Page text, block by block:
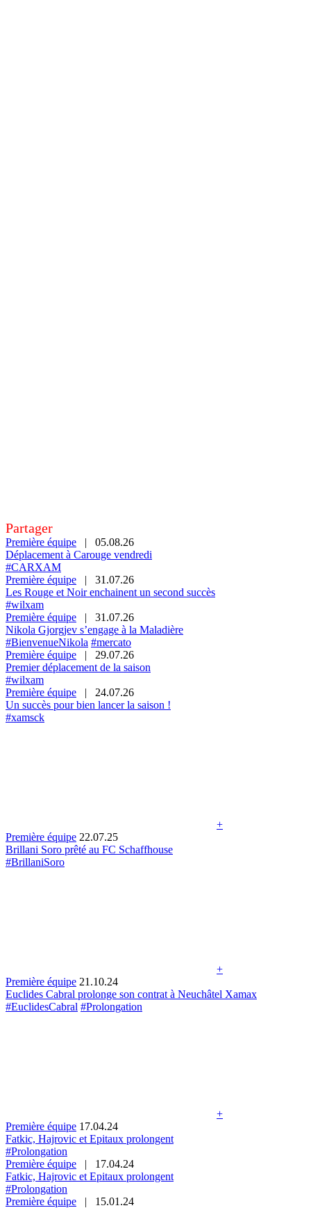
Partager
Première équipe |
05.08.26
Déplacement à Carouge vendredi
#CARXAM
Première équipe
|
31.07.26
Les Rouge et Noir enchainent un second succès
#wilxam
Première équipe
|
31.07.26
Nikola Gjorgjev s’engage à la Maladière
#BienvenueNikola #mercato
Première équipe
|
29.07.26
Premier déplacement de la saison
#wilxam
Première équipe
|
24.07.26
Un succès pour bien lancer la saison !
#xamsck
+
Première équipe 22.07.25
Brillani Soro prêté au FC Schaffhouse
#BrillaniSoro
+
Première équipe 21.10.24
Euclides Cabral prolonge son contrat à Neuchâtel Xamax
#EuclidesCabral #Prolongation
+
Première équipe 17.04.24
Fatkic, Hajrovic et Epitaux prolongent
#Prolongation
Première équipe
|
17.04.24
Fatkic, Hajrovic et Epitaux prolongent
#Prolongation
Première équipe
|
15.01.24